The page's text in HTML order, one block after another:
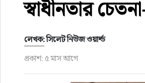
গণমাধ্যম
প্রবাস
সারাদেশ
স্বাধীনতার
লেখক: সিলেট নিউজ ওয়ার্ল্ড
প্রকাশ: ৫ মাস আগে